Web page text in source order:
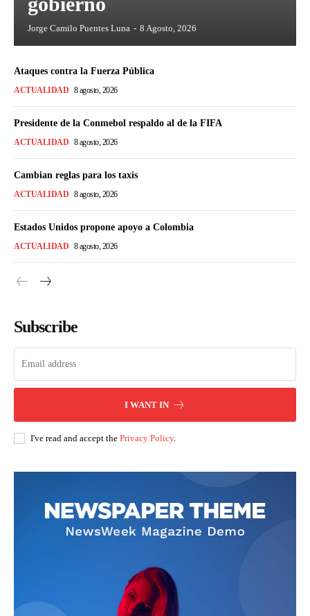
Jorge Camilo Puentes Luna - 8 Agosto, 2026
Ataques contra la Fuerza Pública
ACTUALIDAD 8 agosto, 2026
Presidente de la Conmebol respaldo al de la FIFA
ACTUALIDAD 8 agosto, 2026
Cambian reglas para los taxis
ACTUALIDAD 8 agosto, 2026
Estados Unidos propone apoyo a Colombia
ACTUALIDAD 8 agosto, 2026
Subscribe
I WANT IN
I've read and accept the Privacy Policy.